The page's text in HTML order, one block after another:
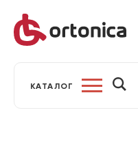
КАТАЛОГ